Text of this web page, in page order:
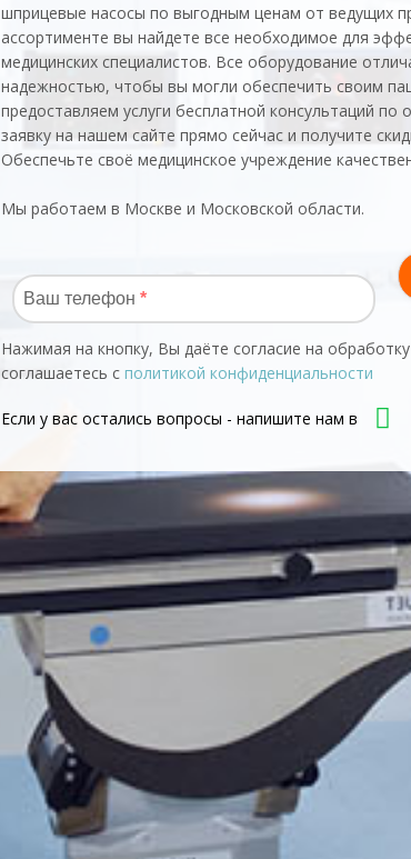
шприцевые насосы по выгодным ценам от ведущих
ассортименте вы найдете все необходимое для
медицинских специалистов. Все оборудование
надежностью, чтобы вы могли обеспечить своим
предоставляем услуги бесплатной консультаций
заявку на нашем сайте прямо сейчас и получите
Обеспечьте своё медицинское учреждение
Мы работаем в Москве и Московской области.
Нажимая на кнопку, Вы даёте согласие на
соглашаетесь сполитикой конфиденциальности
Если у вас остались вопросы - напишите нам в